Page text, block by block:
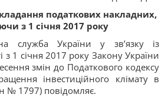
податкових накладних,
з 1 січня 2017 року
служба України у зв’язку із
1 січня 2017 року Закону України
змін до Податкового кодексу
інвестиційного клімату в
№ 1797) повідомляє.